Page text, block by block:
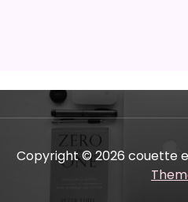
Copyright © 2026 couette